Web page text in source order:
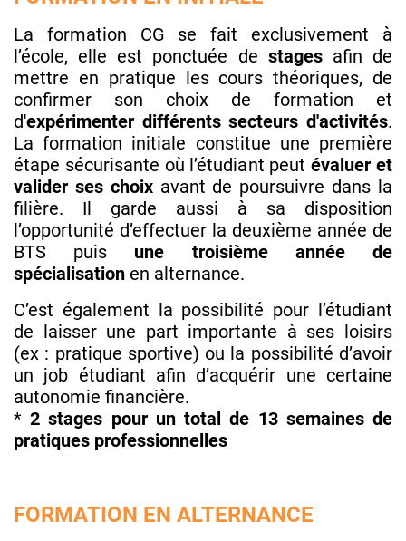
La formation CG se fait exclusivement à
l’école, elle est ponctuée de stagesafin de
mettre en pratique les cours théoriques, de
confirmer son choix de formation et
d'expérimenter différents secteurs d'activités.
La formation initiale constitue une première
étape sécurisante où l’étudiant peutévaluer et
valider ses choixavant de poursuivre dans la
filière. Il garde aussi à sa disposition
l’opportunité d’effectuer la deuxième année de
BTS puis une troisième année de
spécialisation en alternance.
C’est également la possibilité pour l’étudiant
de laisser une part importante à ses loisirs
(ex : pratique sportive) ou la possibilité d’avoir
un job étudiant afin d’acquérir une certaine
autonomie financière.
*2 stages pour un total de 13 semaines de
pratiques professionnelles
FORMATION EN ALTERNANCE